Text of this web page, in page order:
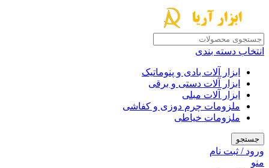
انتخاب دسته بندی
ابزار آلات بادی و پنوماتیک
ابزار آلات دستی و برقی
ابزار آلات مبلی
ملزومات چرم دوزی و کفاشی
ملزومات خیاطی
جستجو
ورود / ثبت نام
منو